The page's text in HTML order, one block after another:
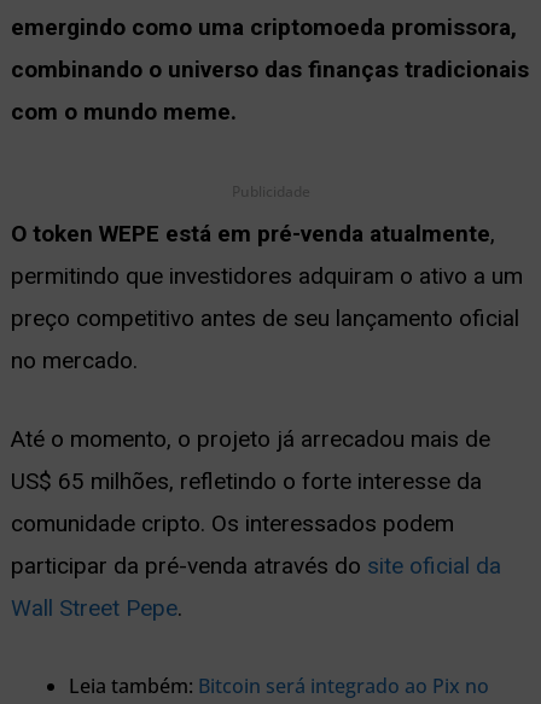
emergindo como uma criptomoeda promissora,
combinando o universo das finanças tradicionais
com o mundo meme.
Publicidade
O token WEPE está em pré-venda atualmente,
permitindo que investidores adquiram o ativo a um
preço competitivo antes de seu lançamento oficial
no mercado.
Até o momento, o projeto já arrecadou mais de
US$ 65 milhões, refletindo o forte interesse da
comunidade cripto. Os interessados podem
participar da pré-venda através do site oficial da
Wall Street Pepe.
Leia também: Bitcoin será integrado ao Pix no